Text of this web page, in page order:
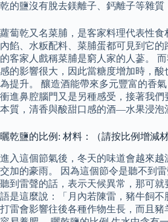
乾的鹽沒有脫去鎂離子、鈣離子等雜質
蘿蔔乾又名菜脯，是客家料理代表性
內餡、水粄配料、菜脯蛋都可見到它
的客家人戲稱菜脯是窮人家的人蔘。
感的影響很大，因此當糖度增加時，
為提升。 釀造酒能帶來多元豐富的香
衝進鼻腔腦門又是另種感受，接著我
本質，清香與酸甜口感的酒—水果浸泡
曬乾鹽的比例: 材料：（請按比例增減材
進入這個節氣後，冬天的味道會越來
交加的豪雨。 因為這個節令是聽不到
聽到雷聲的話，表示天候異常，那可
語是這麼說：「月內若陳雷，豬牛飼
打雷會影響往後各種作物生長，而且